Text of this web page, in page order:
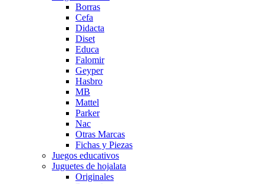
Borras
Cefa
Didacta
Diset
Educa
Falomir
Geyper
Hasbro
MB
Mattel
Parker
Nac
Otras Marcas
Fichas y Piezas
Juegos educativos
Juguetes de hojalata
Originales